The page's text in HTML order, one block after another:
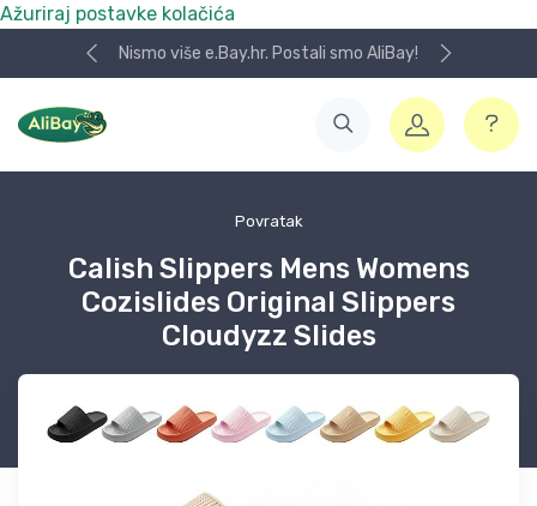
Ažuriraj postavke kolačića
Nismo više e.Bay.hr. Postali smo AliBay!
Povratak
Calish Slippers Mens Womens
Cozislides Original Slippers
Cloudyzz Slides